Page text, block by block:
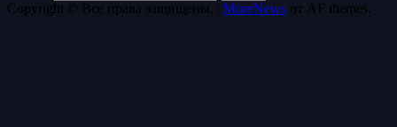
Copyright © Все права защищены. | MoreNews от AF themes.